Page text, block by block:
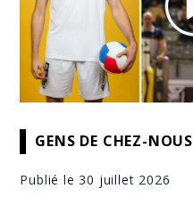
GENS DE CHEZ-NOUS
Publié le 30 juillet 2026